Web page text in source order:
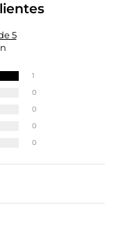
5
1
0
0
0
0